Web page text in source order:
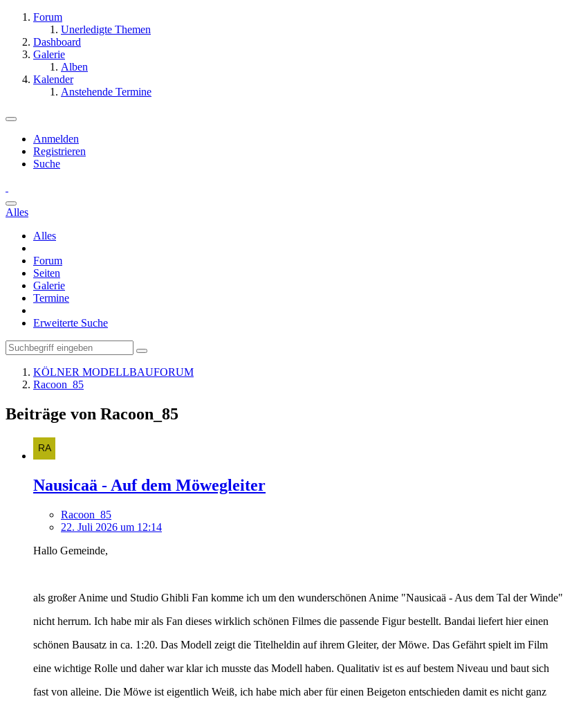
Forum
Unerledigte Themen
Dashboard
Galerie
Alben
Kalender
Anstehende Termine
Anmelden
Registrieren
Suche
Alles
Alles
Forum
Seiten
Galerie
Termine
Erweiterte Suche
KÖLNER MODELLBAUFORUM
Racoon_85
Beiträge von Racoon_85
Nausicaä - Auf dem Möwegleiter
Racoon_85
22. Juli 2026 um 12:14
Hallo Gemeinde,
als großer Anime und Studio Ghibli Fan komme ich um den wunderschönen Anime "Nausicaä - Aus dem Tal der Winde"
nicht herrum. Ich habe mir als Fan dieses wirklich schönen Filmes die passende Figur bestellt. Bandai liefert hier einen
schönen Bausatz in ca. 1:20. Das Modell zeigt die Titelheldin auf ihrem Gleiter, der Möwe. Das Gefährt spielt im Film
eine wichtige Rolle und daher war klar ich musste das Modell haben. Qualitativ ist es auf bestem Niveau und baut sich
fast von alleine. Die Möwe ist eigentlich Weiß, ich habe mich aber für einen Beigeton entschieden damit es nicht ganz